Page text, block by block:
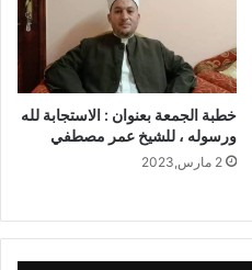
خطبة الجمعة بعنوان : الاستجابة لله
ورسوله ، للشيخ عمر مصطفي
2 مارس,2023